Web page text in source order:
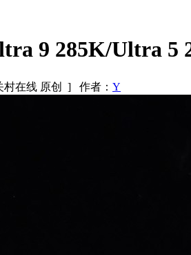
9 285K/Ultra 5
村在线 原创 ] 作者： Y